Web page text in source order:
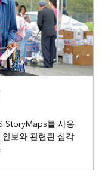
StoryMaps를 사용
보와 관련된 심각